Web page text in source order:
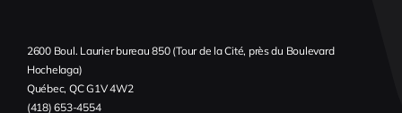
2600 Boul. Laurier bureau 850 (Tour de la Cité, près du Boulevard
Hochelaga)
Québec, QC G1V 4W2
(418) 653-4554